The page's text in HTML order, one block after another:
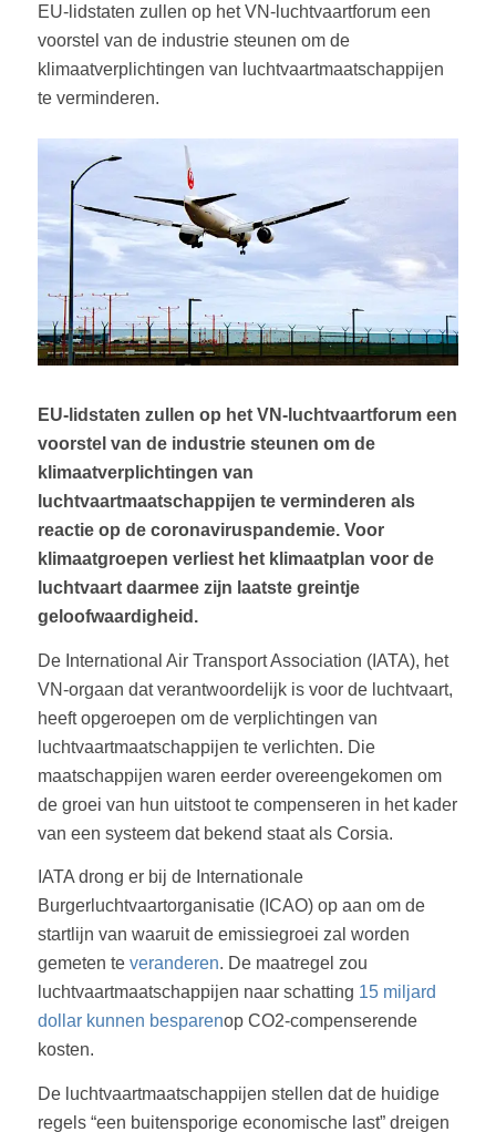
EU-lidstaten zullen op het VN-luchtvaartforum een
voorstel van de industrie steunen om de
klimaatverplichtingen van luchtvaartmaatschappijen
te verminderen.
EU-lidstaten zullen op het VN-luchtvaartforum een
voorstel van de industrie steunen om de
klimaatverplichtingen van
luchtvaartmaatschappijen te verminderen als
reactie op de coronaviruspandemie. Voor
klimaatgroepen verliest het klimaatplan voor de
luchtvaart daarmee zijn laatste greintje
geloofwaardigheid.
De International Air Transport Association (IATA), het
VN-orgaan dat verantwoordelijk is voor de luchtvaart,
heeft opgeroepen om de verplichtingen van
luchtvaartmaatschappijen te verlichten. Die
maatschappijen waren eerder overeengekomen om
de groei van hun uitstoot te compenseren in het kader
van een systeem dat bekend staat als Corsia.
IATA drong er bij de Internationale
Burgerluchtvaartorganisatie (ICAO) op aan om de
startlijn van waaruit de emissiegroei zal worden
gemeten te veranderen. De maatregel zou
luchtvaartmaatschappijen naar schatting 15 miljard
dollar kunnen besparenop CO2-compenserende
kosten.
De luchtvaartmaatschappijen stellen dat de huidige
regels “een buitensporige economische last” dreigen